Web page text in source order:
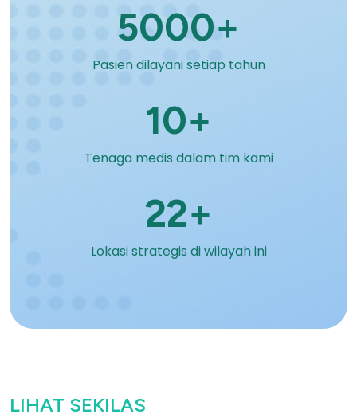
5000+
Pasien dilayani setiap tahun
10+
Tenaga medis dalam tim kami
22+
Lokasi strategis di wilayah ini
LIHAT SEKILAS